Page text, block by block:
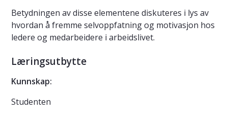
Betydningen av disse elementene diskuteres i lys av
hvordan å fremme selvoppfatning og motivasjon hos
ledere og medarbeidere i arbeidslivet.
Læringsutbytte
Kunnskap:
Studenten